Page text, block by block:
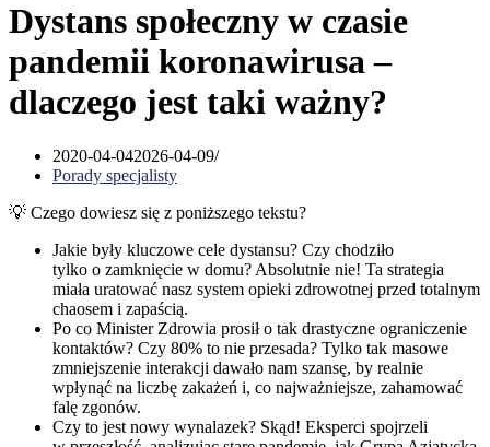
Dystans społeczny w czasie
pandemii koronawirusa –
dlaczego jest taki ważny?
2020-04-042026-04-09
Porady specjalisty
💡 Czego dowiesz się z poniższego tekstu?
Jakie były kluczowe cele dystansu? Czy chodziło
tylko o zamknięcie w domu? Absolutnie nie! Ta strategia
miała uratować nasz system opieki zdrowotnej przed totalnym
chaosem i zapaścią.
Po co Minister Zdrowia prosił o tak drastyczne ograniczenie
kontaktów? Czy 80% to nie przesada? Tylko tak masowe
zmniejszenie interakcji dawało nam szansę, by realnie
wpłynąć na liczbę zakażeń i, co najważniejsze, zahamować
falę zgonów.
Czy to jest nowy wynalazek? Skąd! Eksperci spojrzeli